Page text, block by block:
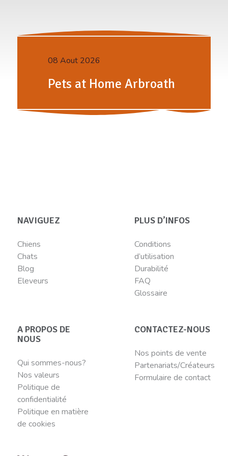
08 Aout 2026
Pets at Home Arbroath
NAVIGUEZ
Chiens
Chats
Blog
Eleveurs
PLUS D’INFOS
Conditions
d’utilisation
Durabilité
FAQ
Glossaire
A PROPOS DE
NOUS
Qui sommes-nous?
Nos valeurs
Politique de
confidentialité
Politique en matière
de cookies
CONTACTEZ-NOUS
Nos points de vente
Partenariats/Créateurs
Formulaire de contact